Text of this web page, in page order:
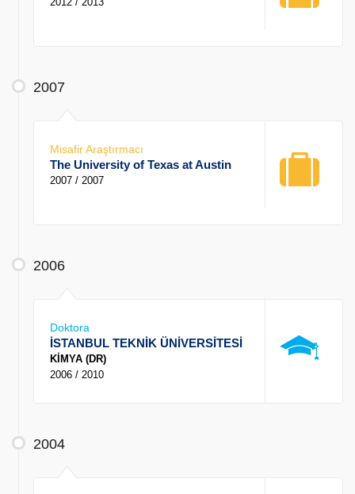
2007
Misafir Araştırmacı
The University of Texas at Austin
2007 / 2007
2006
Doktora
İSTANBUL TEKNİK ÜNİVERSİTESİ
KİMYA (DR)
2006 / 2010
2004